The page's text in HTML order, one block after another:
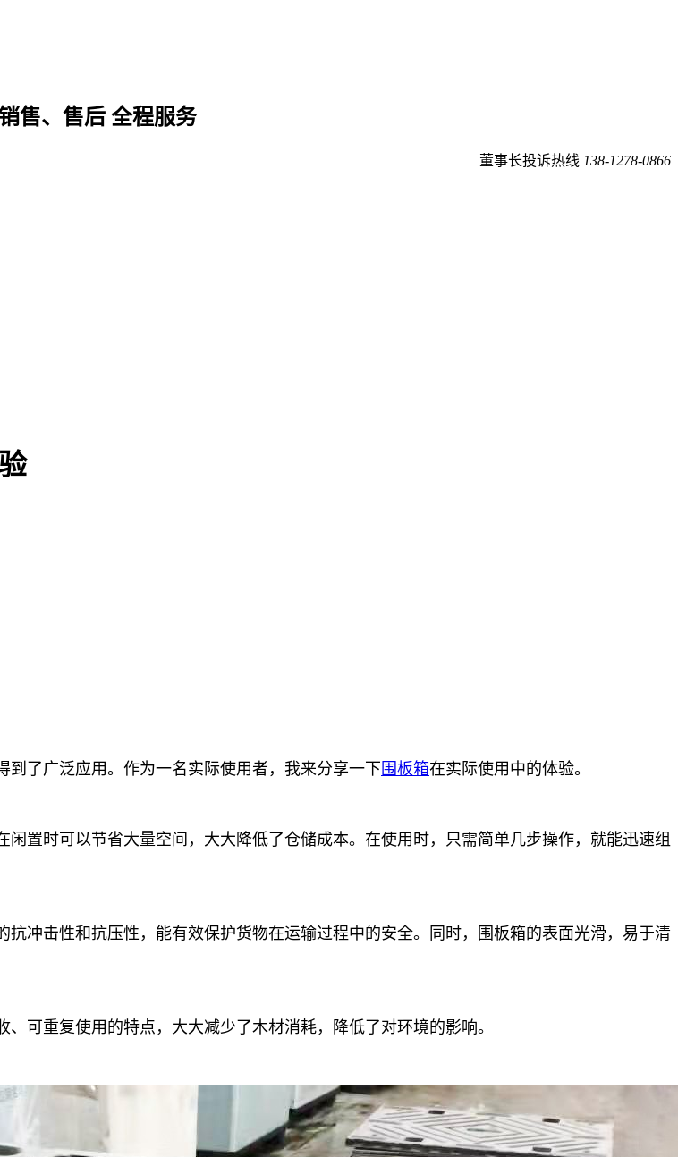
售、售后 全程服务
董事长投诉热线 138-1278-0866
了广泛应用。作为一名实际使用者，我来分享一下 围板箱在实际使用中的体验。
置时可以节省大量空间，大大降低了仓储成本。在使用时，只需简单几步操作，就能迅速组
冲击性和抗压性，能有效保护货物在运输过程中的安全。同时，围板箱的表面光滑，易于清
可重复使用的特点，大大减少了木材消耗，降低了对环境的影响。